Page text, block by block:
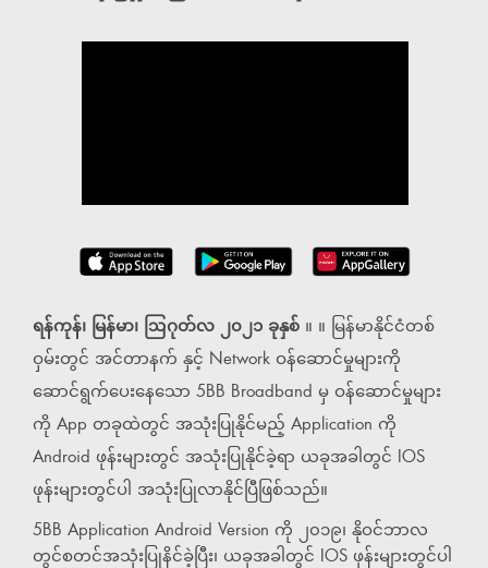
ရန်ကုန်၊ မြန်မာ၊ ဩဂုတ်လ ၂၀၂၁ ခုနှစ် ။ ။ မြန်မာနိုင်ငံတစ်
ဝှမ်းတွင် အင်တာနက် နှင့် Network ဝန်ဆောင်မှုများကို
ဆောင်ရွက်ပေးနေသော 5BB Broadband မှ ဝန်ဆောင်မှုများ
ကို App တခုထဲတွင် အသုံးပြုနိုင်မည့် Application ကို
Android ဖုန်းများတွင် အသုံးပြုနိုင်ခဲ့ရာ ယခုအခါတွင် IOS
ဖုန်းများတွင်ပါ အသုံးပြုလာနိုင်ပြီဖြစ်သည်။
5BB Application Android Version ကို ၂၀၁၉၊ နိုဝင်ဘာလ
တွင်စတင်အသုံးပြုနိင်ခဲ့ပြီး၊ ယခုအခါတွင် IOS ဖုန်းများတွင်ပါ